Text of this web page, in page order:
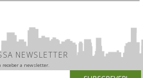
NEWSLETTER
a newsletter.